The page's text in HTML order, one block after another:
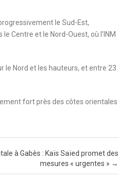
le Sud-Est,
Centre et le Nord-Ouest, où l’INM
le Nord et les hauteurs, et entre 23
fort près des côtes orientales
à Gabès : Kaïs Saïed promet des
mesures « urgentes » →